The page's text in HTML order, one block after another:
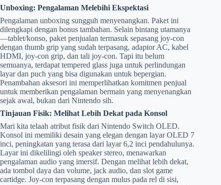
Unboxing: Pengalaman Melebihi Ekspektasi
Pengalaman unboxing sungguh menyenangkan. Paket ini
dilengkapi dengan bonus tambahan. Selain bintang utamanya
—tablet/konso, paket penjualan termasuk sepasang joy-con
dengan thumb grip yang sudah terpasang, adaptor AC, kabel
HDMI, joy-con grip, dan tali joy-con. Tapi itu belum
semuanya, terdapat tempered glass juga untuk perlindungan
layar dan puch yang bisa digunakan untuk bepergian.
Penambahan aksesori ini memperlihatkan komitmen penjual
untuk memberikan pengalaman bermain yang menyenangkan
sejak awal, bukan dari Nintendo sih.
Tinjauan Fisik: Melihat Lebih Dekat pada Konsol
Mari kita telaah atribut fisik dari Nintendo Switch OLED.
Konsol ini memiliki desain yang elegan dengan layar OLED 7
inci, peningkatan yang terasa dari layar 6,2 inci pendahulunya.
Layar ini dikelilingi oleh speaker stereo, menawarkan
pengalaman audio yang imersif. Dengan melihat lebih dekat,
ada tombol daya dan volume, jack audio, dan slot game
cartidge. Joy-con terpasang dengan mulus pada rel di sisi,